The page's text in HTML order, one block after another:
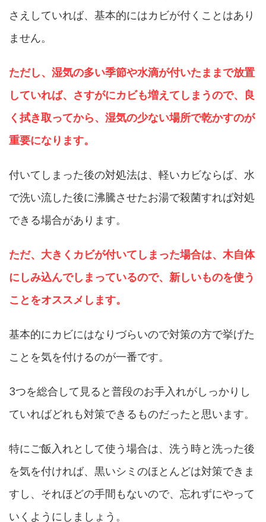
さえしていれば、基本的にはカビが付くことはあり
ません。
ただし、湿気の多い季節や水滴が付いたままで放置
していれば、さすがにカビも増えてしまうので、良
く拭き取ってから、湿気の少ない場所で乾かすのが
重要になります。
付いてしまった後の対処法は、軽いカビならば、水
で洗い流した後に沸騰させたお湯で殺菌すれば対処
できる場合があります。
ただ、大きくカビが付いてしまった場合は、木自体
にしみ込んでしまっているので、新しいものを使う
ことをオススメします。
基本的にカビにはなりづらいので対策の方で挙げた
ことを気を付けるのが一番です。
3つを総合して見ると普段のお手入れがしっかりし
ていればどれも対策できるものだったと思います。
特にご飯入れとして使う場合は、洗う時と洗った後
を気を付ければ、黒いシミのほとんどは対策できま
すし、それほどの手間もないので、忘れずにやって
いくようにしましょう。